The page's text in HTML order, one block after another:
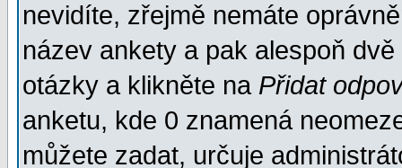
nevidíte, zřejmě nemáte
název ankety a pak alespoň
otázky a klikněte na Přidat
anketu, kde 0 znamená
můžete zadat, určuje